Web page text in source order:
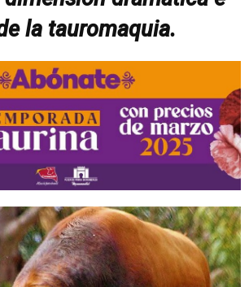
la tauromaquia.